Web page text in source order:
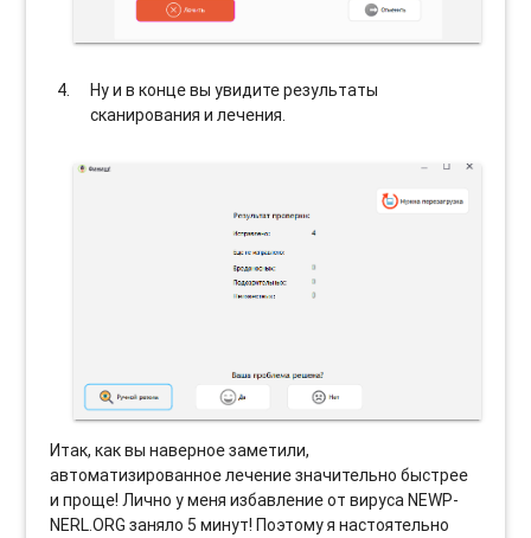
Ну и в конце вы увидите результаты
сканирования и лечения.
Итак, как вы наверное заметили,
автоматизированное лечение значительно быстрее
и проще! Лично у меня избавление от вируса NEWP-
NERL.ORG заняло 5 минут! Поэтому я настоятельно